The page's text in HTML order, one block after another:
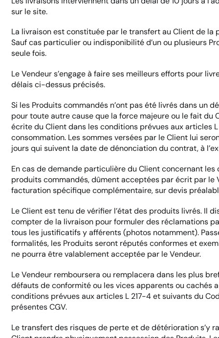
sur le site.
La livraison est constituée par le transfert au Client de la
Sauf cas particulier ou indisponibilité d’un ou plusieurs
seule fois.
Le Vendeur s’engage à faire ses meilleurs efforts pour
délais ci-dessus précisés.
Si les Produits commandés n’ont pas été livrés dans un
pour toute autre cause que la force majeure ou le fait du
écrite du Client dans les conditions prévues aux articles
consommation. Les sommes versées par le Client lui
jours qui suivent la date de dénonciation du contrat, à
En cas de demande particulière du Client concernant
produits commandés, dûment acceptées par écrit par le
facturation spécifique complémentaire, sur devis
Le Client est tenu de vérifier l’état des produits livrés. Il
compter de la livraison pour formuler des réclamations
tous les justificatifs y afférents (photos notamment).
formalités, les Produits seront réputés conformes et
ne pourra être valablement acceptée par le Vendeur.
Le Vendeur remboursera ou remplacera dans les plus
défauts de conformité ou les vices apparents ou cachés
conditions prévues aux articles L 217-4 et suivants du
présentes CGV.
Le transfert des risques de perte et de détérioration s’y